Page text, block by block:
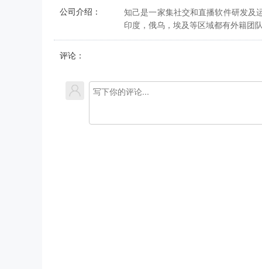
公司介绍：
知己是一家集社交和直播软件研发及
印度，俄乌，埃及等区域都有外籍团
评论：